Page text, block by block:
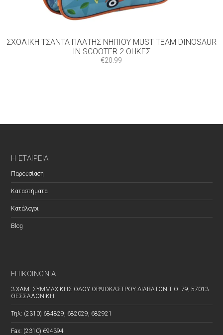
ΣΧΟΛΙΚΉ ΤΣΆΝΤΑ ΠΛΆΤΗΣ ΝΗΠΊΟΥ MUST TEAM DINOSAUR
IN SCOOTER 2 ΘΉΚΕΣ
€20.99
Η ΕΤΑΙΡΕΊΑ
Παρουσίαση
Καταστήματα
Κατάλογοι
Blog
ΕΠΙΚΟΙΝΩΝΊΑ
3 ΧΛΜ. ΣΥΜΜΑΧΙΚΗΣ ΟΔΟΥ ΩΡΑΙΟΚΑΣΤΡΟΥ ΔΙΑΒΑΤΩΝ Τ.Θ. 79, 57013
ΘΕΣΣΑΛΟΝΙΚΗ
Τηλ: (2310) 684829, 682029, 682921
Fax: (2310) 694394